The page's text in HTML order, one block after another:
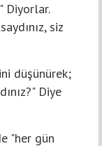
Diyorlar.
siz
düşünürek;
Diye
"her gün